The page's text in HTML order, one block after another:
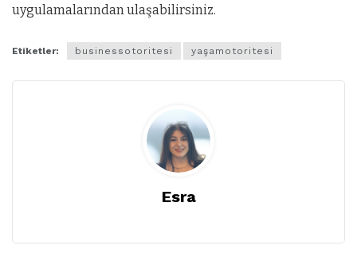
uygulamalarından ulaşabilirsiniz.
Etiketler: businessotoritesi yaşamotoritesi
Esra